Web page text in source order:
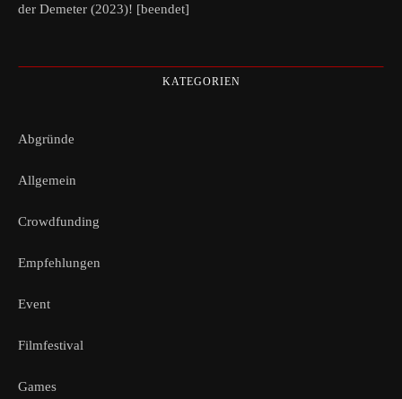
der Demeter (2023)! [beendet]
KATEGORIEN
Abgründe
Allgemein
Crowdfunding
Empfehlungen
Event
Filmfestival
Games